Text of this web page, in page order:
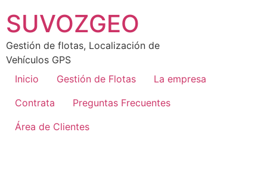
SUVOZGEO
Gestión de flotas, Localización de
Vehículos GPS
Inicio
Gestión de Flotas
La empresa
Contrata
Preguntas Frecuentes
Área de Clientes